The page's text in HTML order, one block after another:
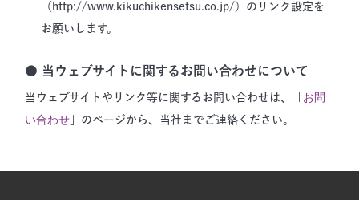
（http://www.kikuchikensetsu.co.jp/）のリンク設定を
お願いします。
● 当ウェブサイトに関するお問い合わせについて
当ウェブサイトやリンク等に関するお問い合わせは、「 お問
い合わせ 」のページから、当社までご連絡ください。